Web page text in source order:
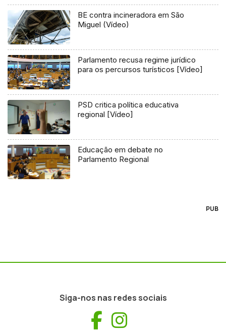
BE contra incineradora em São
Miguel (Vídeo)
Parlamento recusa regime jurídico
para os percursos turísticos [Vídeo]
PSD critica política educativa
regional [Vídeo]
Educação em debate no
Parlamento Regional
PUB
Siga-nos nas redes sociais
Facebook